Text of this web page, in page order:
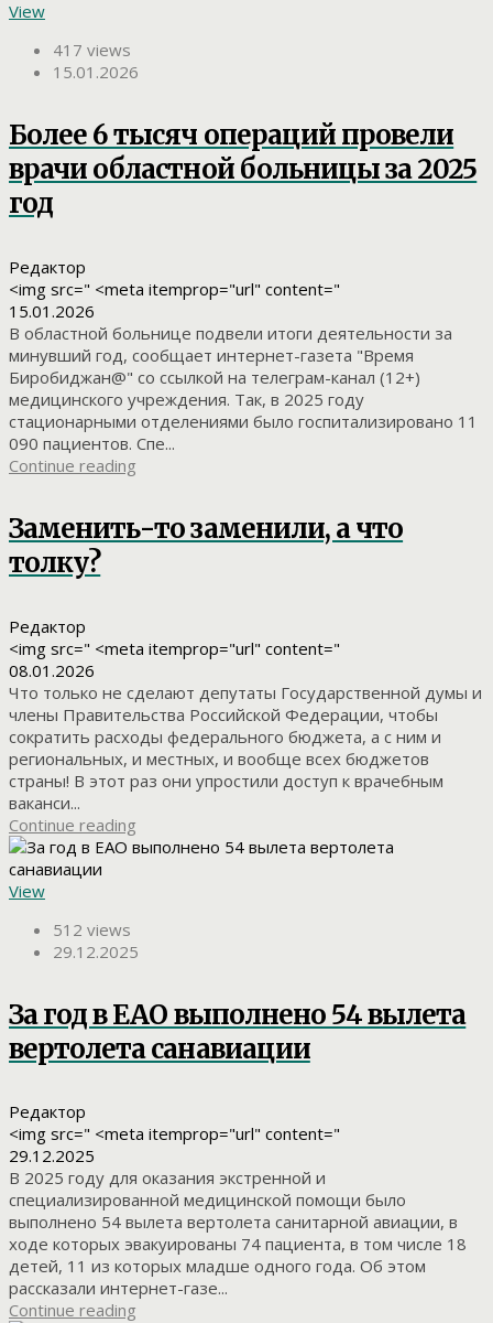
View
417 views
15.01.2026
Более 6 тысяч операций провели
врачи областной больницы за 2025
год
Редактор
<img src=" <meta itemprop="url" content="
15.01.2026
В областной больнице подвели итоги деятельности за
минувший год, сообщает интернет-газета "Время
Биробиджан@" со ссылкой на телеграм-канал (12+)
медицинского учреждения. Так, в 2025 году
стационарными отделениями было госпитализировано 11
090 пациентов. Спе...
Continue reading
Заменить-то заменили, а что
толку?
Редактор
<img src=" <meta itemprop="url" content="
08.01.2026
Что только не сделают депутаты Государственной думы и
члены Правительства Российской Федерации, чтобы
сократить расходы федерального бюджета, а с ним и
региональных, и местных, и вообще всех бюджетов
страны! В этот раз они упростили доступ к врачебным
ваканси...
Continue reading
View
512 views
29.12.2025
За год в ЕАО выполнено 54 вылета
вертолета санавиации
Редактор
<img src=" <meta itemprop="url" content="
29.12.2025
В 2025 году для оказания экстренной и
специализированной медицинской помощи было
выполнено 54 вылета вертолета санитарной авиации, в
ходе которых эвакуированы 74 пациента, в том числе 18
детей, 11 из которых младше одного года. Об этом
рассказали интернет-газе...
Continue reading